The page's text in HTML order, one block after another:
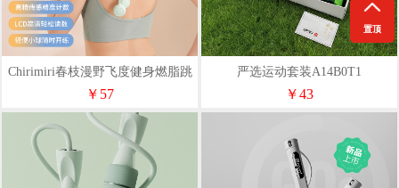
Chirimiri春枝漫野飞度健身燃脂跳
绳Flex280
￥57
严选运动套装A14B0T1
￥43
置顶